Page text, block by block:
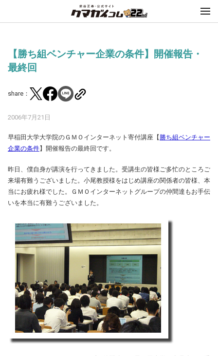
【勝ち組ベンチャー企業の条件】開催報告・
最終回
share：
2006年7月21日
早稲田大学大学院のＧＭＯインターネット寄付講座【 勝ち組ベンチャー
企業の条件】開催報告の最終回です。
昨日、僕自身が講演を行ってきました。受講生の皆様ご多忙のところご
来場有難うございました。小尾教授様をはじめ講座の関係者の皆様、本
当にお疲れ様でした。ＧＭＯインターネットグループの仲間達もお手伝
いを本当に有難うございました。